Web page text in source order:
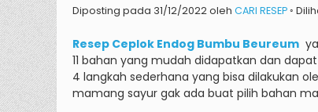
Diposting pada 31/12/2022 oleh CARI RESEP◦
Resep Ceplok Endog Bumbu Beureum
11 bahan yang mudah didapatkan dan
4 langkah sederhana yang bisa dilakukan
mamang sayur gak ada buat pilih bahan